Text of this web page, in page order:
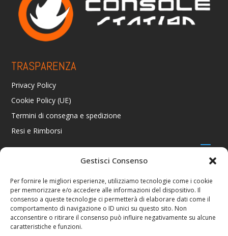
Gestisci Consenso
Per fornire le migliori esperienze, utilizziamo tecnologie come i cookie
per memorizzare e/o accedere alle informazioni del dispositivo. Il
consenso a queste tecnologie ci permetterà di elaborare dati come il
comportamento di navigazione o ID unici su questo sito. Non
acconsentire o ritirare il consenso può influire negativamente su alcune
caratteristiche e funzioni.
TRASPARENZA
Privacy Policy
Cookie Policy (UE)
Termini di consegna e spedizione
Resi e Rimborsi
CONTATTI
Via R. Giuliani 70/c Rosso, 50141 Firenze FI
+39 055 4289002 / +39 392 2343100
info@consolestation.it
P.Iva 04990180483